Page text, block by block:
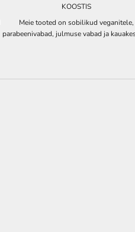
KOOSTIS
Meie tooted on sobilikud veganitele,
parabeenivabad, julmuse vabad ja